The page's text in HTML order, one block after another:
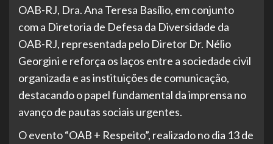
OAB-RJ, Dra. Ana Teresa Basílio, em conjunto
com a Diretoria de Defesa da Diversidade da
OAB-RJ, representada pelo Diretor Dr. Nélio
Georgini e reforça os laços entre a sociedade civil
organizada e as instituições de comunicação,
destacando o papel fundamental da imprensa no
avanço de pautas sociais urgentes.
O evento “OAB + Respeito”, realizado no dia 13 de